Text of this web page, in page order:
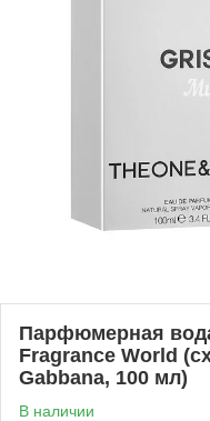
Парфюмерная
Fragrance World
Gаbbаnа, 100 мл)
В наличии